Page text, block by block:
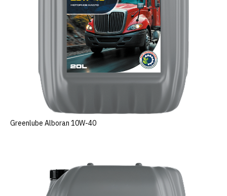
Greenlube Alboran 10W-40